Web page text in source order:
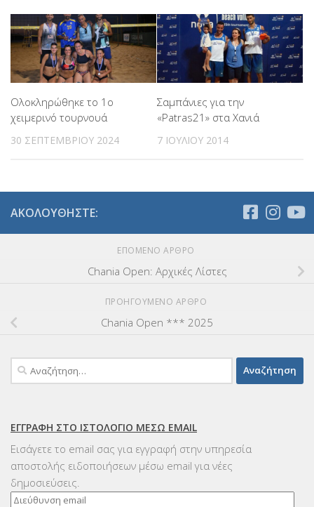
Ολοκληρώθηκε το 1ο
χειμερινό τουρνουά
30 ΣΕΠΤΕΜΒΡΊΟΥ 2024
Σαμπάνιες για την
«Patras21» στα Χανιά
7 ΙΟΥΛΊΟΥ 2014
ΑΚΟΛΟΥΘΉΣΤΕ:
ΕΠΌΜΕΝΟ ΆΡΘΡΟ
Chania Open: Αρχικές Λίστες
ΠΡΟΗΓΟΎΜΕΝΟ ΆΡΘΡΟ
Chania Open *** 2025
Αναζήτηση
για:
ΕΓΓΡΑΦΉ ΣΤΟ ΙΣΤΟΛΌΓΙΟ ΜΈΣΩ EMAIL
Εισάγετε το email σας για εγγραφή στην υπηρεσία
αποστολής ειδοποιήσεων μέσω email για νέες
δημοσιεύσεις.
Διεύθυνση